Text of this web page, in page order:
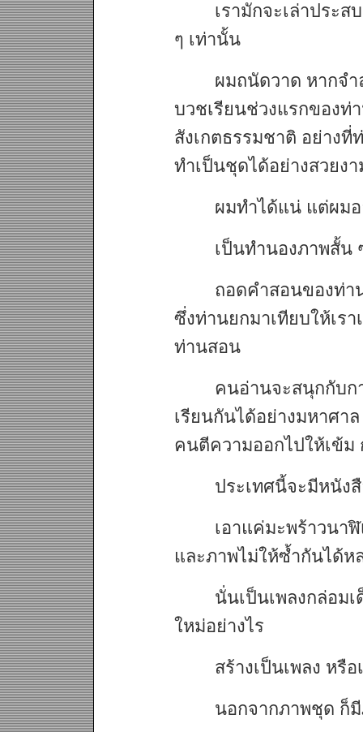
เรามักจะเล่าประ
ๆ เท่านั้น
ผมถนัดวาด หากจำ
บวชเรียนช่วงแรกของท่
สังเกตธรรมชาติ อย่างที่
ทำเป็นชุดได้อย่างสวยงา
ผมทำได้แน่ แต่ผม
เป็นทำนองภาพสั้น
ถอดคำสอนของท่า
ซึ่งท่านยกมาเทียบให้เร
ท่านสอน
คนอ่านจะสนุกกับก
เรียนกันได้อย่างมหาศา
คนตีความออกไปให้เข้ม
ประเทศนี้จะมีหนัง
เอาแค่มะพร้าวนาฬิ
และภาพไม่ให้ซ้ำกันได้ห
นั่นเป็นเพลงกล่อมเ
ใหม่อย่างไร
สร้างเป็นเพลง หรื
นอกจากภาพชุด ก็